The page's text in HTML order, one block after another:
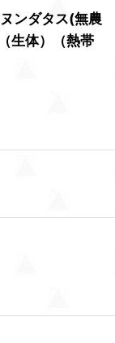
ンダタス(無農
生体）（熱帯